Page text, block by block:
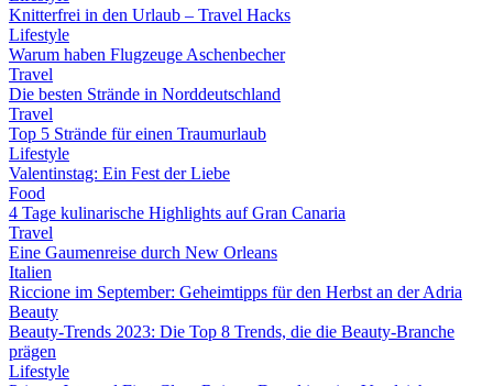
Knitterfrei in den Urlaub – Travel Hacks
Lifestyle
Warum haben Flugzeuge Aschenbecher
Travel
Die besten Strände in Norddeutschland
Travel
Top 5 Strände für einen Traumurlaub
Lifestyle
Valentinstag: Ein Fest der Liebe
Food
4 Tage kulinarische Highlights auf Gran Canaria
Travel
Eine Gaumenreise durch New Orleans
Italien
Riccione im September: Geheimtipps für den Herbst an der Adria
Beauty
Beauty-Trends 2023: Die Top 8 Trends, die die Beauty-Branche
prägen
Lifestyle